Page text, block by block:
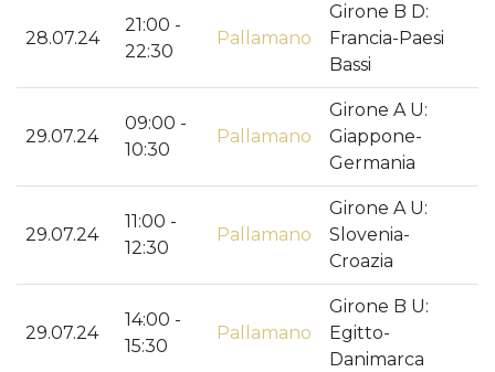
28.07.24
21:00 -
22:30
Pallamano
Girone B D:
Francia-Paesi
Bassi
29.07.24
09:00 -
10:30
Pallamano
Girone A U:
Giappone-
Germania
29.07.24
11:00 -
12:30
Pallamano
Girone A U:
Slovenia-
Croazia
29.07.24
14:00 -
15:30
Pallamano
Girone B U:
Egitto-
Danimarca